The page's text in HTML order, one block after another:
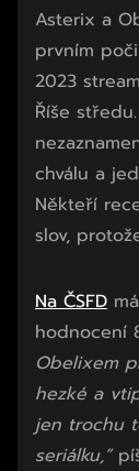
Asterix a
prvním
2023
Říše
chválu a
Někteří
slov,
Na ČSFD
hodnocení
Obelixem
hezké a
jen trochu
seriálku,“